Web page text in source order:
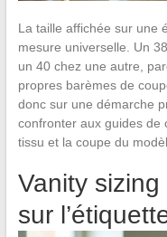
La taille affichée sur une
mesure universelle. Un
un 40 chez une autre,
propres barèmes de
donc sur une démarche
confronter aux guides de
tissu et la coupe du
Vanity
sur